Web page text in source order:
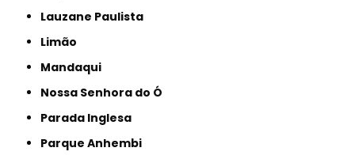
Lauzane Paulista
Limão
Mandaqui
Nossa Senhora do Ó
Parada Inglesa
Parque Anhembi